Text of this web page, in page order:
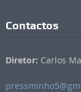
Contactos
Diretor: Carlos